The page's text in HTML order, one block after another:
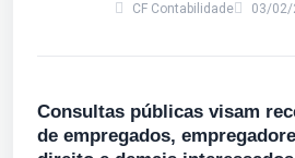
CF Contabilidade 03/02/
Consultas públicas visam
de empregados,